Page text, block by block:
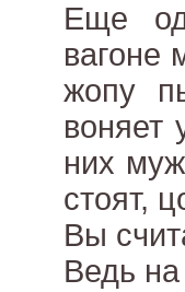
Еще
вагоне
жопу
воняет
них
стоят,
Вы
Ведь